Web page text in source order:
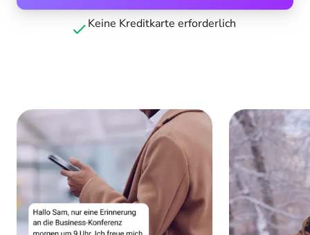
Keine Kreditkarte erforderlich